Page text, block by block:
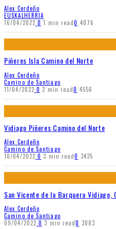
Alex Cerdeño
EUSKALHERRIA
16/04/2022 0 1 min read0 4076
Piñeres Isla Camino del Norte
Alex Cerdeño
Camino de Santiago
11/04/2022 0 2 min read0 4556
Vidiago Piñeres Camino del Norte
Alex Cerdeño
Camino de Santiago
10/04/2022 0 3 min read0 3435
San Vicente de la Barquera Vidiago,
Alex Cerdeño
Camino de Santiago
09/04/2022 0 3 min read0 3083